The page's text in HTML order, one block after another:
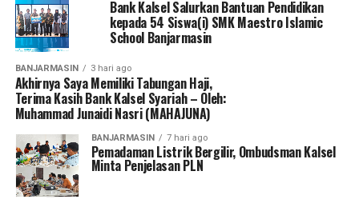
Bank Kalsel Salurkan Bantuan Pendidikan
kepada 54 Siswa(i) SMK Maestro Islamic
School Banjarmasin
BANJARMASIN 3 hari ago
Akhirnya Saya Memiliki Tabungan Haji,
Terima Kasih Bank Kalsel Syariah – Oleh:
Muhammad Junaidi Nasri (MAHAJUNA)
BANJARMASIN 7 hari ago
Pemadaman Listrik Bergilir, Ombudsman Kalsel
Minta Penjelasan PLN